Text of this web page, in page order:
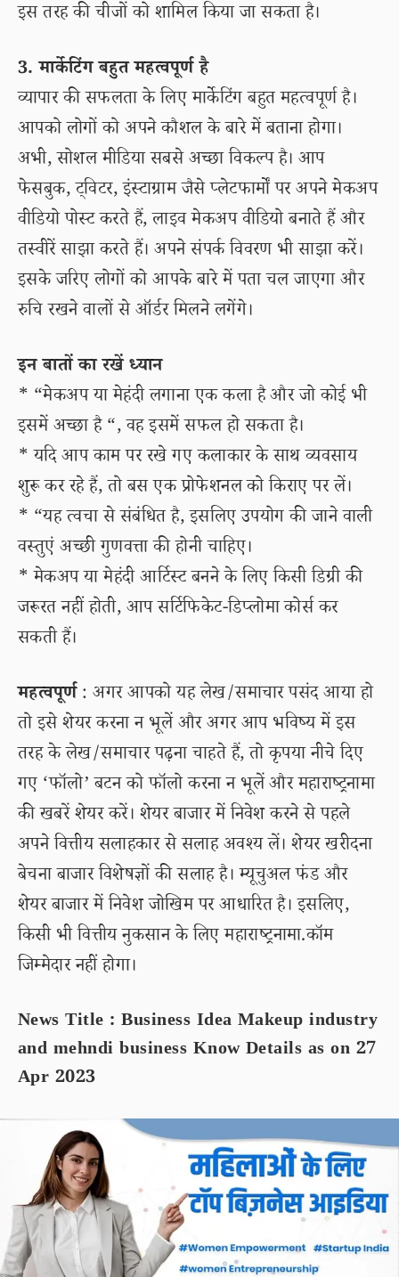
इस तरह की चीजों को शामिल किया जा सकता है।
3. मार्केटिंग बहुत महत्वपूर्ण है
व्यापार की सफलता के लिए मार्केटिंग बहुत महत्वपूर्ण है।
आपको लोगों को अपने कौशल के बारे में बताना होगा।
अभी, सोशल मीडिया सबसे अच्छा विकल्प है। आप
फेसबुक, ट्विटर, इंस्टाग्राम जैसे प्लेटफार्मों पर अपने मेकअप
वीडियो पोस्ट करते हैं, लाइव मेकअप वीडियो बनाते हैं और
तस्वीरें साझा करते हैं। अपने संपर्क विवरण भी साझा करें।
इसके जरिए लोगों को आपके बारे में पता चल जाएगा और
रुचि रखने वालों से ऑर्डर मिलने लगेंगे।
इन बातों का रखें ध्यान
* “मेकअप या मेहंदी लगाना एक कला है और जो कोई भी
इसमें अच्छा है “, वह इसमें सफल हो सकता है।
* यदि आप काम पर रखे गए कलाकार के साथ व्यवसाय
शुरू कर रहे हैं, तो बस एक प्रोफेशनल को किराए पर लें।
* “यह त्वचा से संबंधित है, इसलिए उपयोग की जाने वाली
वस्तुएं अच्छी गुणवत्ता की होनी चाहिए।
* मेकअप या मेहंदी आर्टिस्ट बनने के लिए किसी डिग्री की
जरूरत नहीं होती, आप सर्टिफिकेट-डिप्लोमा कोर्स कर
सकती हैं।
महत्वपूर्ण: अगर आपको यह लेख/समाचार पसंद आया हो
तो इसे शेयर करना न भूलें और अगर आप भविष्य में इस
तरह के लेख/समाचार पढ़ना चाहते हैं, तो कृपया नीचे दिए
गए ‘फॉलो’ बटन को फॉलो करना न भूलें और महाराष्ट्रनामा
की खबरें शेयर करें। शेयर बाजार में निवेश करने से पहले
अपने वित्तीय सलाहकार से सलाह अवश्य लें। शेयर खरीदना
बेचना बाजार विशेषज्ञों की सलाह है। म्यूचुअल फंड और
शेयर बाजार में निवेश जोखिम पर आधारित है। इसलिए,
किसी भी वित्तीय नुकसान के लिए महाराष्ट्रनामा.कॉम
जिम्मेदार नहीं होगा।
News Title : Business Idea Makeup industry
and mehndi business Know Details as on 27
Apr 2023